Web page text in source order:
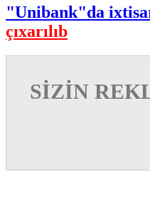
"Unibank"da
çıxarılıb
SİZİN